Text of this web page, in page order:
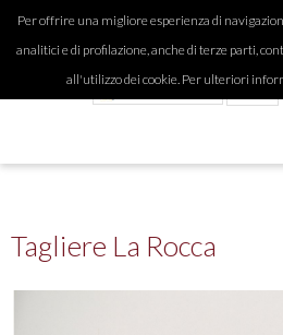
Per offrire una migliore esperienza di
analitici e di profilazione, anche di terze parti,
all'utilizzo dei cookie. Per ulteriori
Tagliere La Rocca